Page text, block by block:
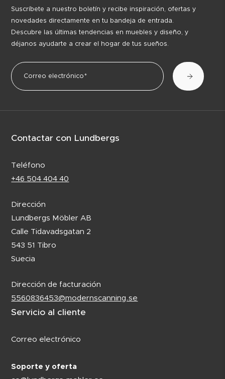
Suscríbete a nuestro boletín y recibe inspiración, ofertas y
novedades directamente en tu bandeja de entrada.
Descubre las últimas tendencias en muebles y diseño, y
déjanos ayudarte a crear el hogar de tus sueños.
Contactar con Lundbergs
Teléfono
+46 504 404 40
Dirección
Lundbergs Möbler AB
Calle Tidavadsgatan 2
543 51 Tibro
Suecia
Dirección de facturación
5560836453@modernscanning.se
Servicio al cliente
Correo electrónico
Soporte y oferta